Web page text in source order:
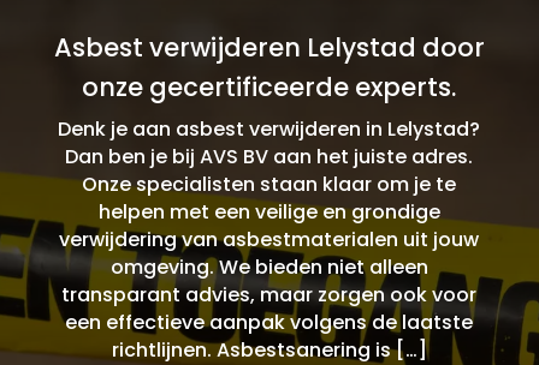
Asbest verwijderen Lelystad door
onze gecertificeerde experts.
Denk je aan asbest verwijderen in Lelystad?
Dan ben je bij AVS BV aan het juiste adres.
Onze specialisten staan klaar om je te
helpen met een veilige en grondige
verwijdering van asbestmaterialen uit jouw
omgeving. We bieden niet alleen
transparant advies, maar zorgen ook voor
een effectieve aanpak volgens de laatste
richtlijnen. Asbestsanering is […]